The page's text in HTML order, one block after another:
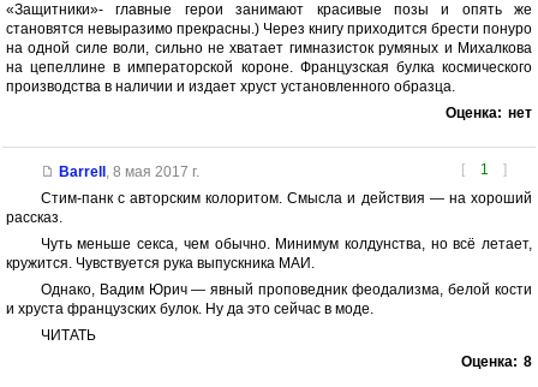
«Защитники»- главные герои занимают красивые позы и опять же
становятся невыразимо прекрасны.) Через книгу приходится брести понуро
на одной силе воли, сильно не хватает гимназисток румяных и Михалкова
на цепеллине в императорской короне. Французская булка космического
производства в наличии и издает хруст установленного образца.
Оценка: нет
[ 1 ]
Barrell , 8 мая 2017 г.
Стим-панк с авторским колоритом. Смысла и действия — на хороший
рассказ.
Чуть меньше секса, чем обычно. Минимум колдунства, но всё летает,
кружится. Чувствуется рука выпускника МАИ.
Однако, Вадим Юрич — явный проповедник феодализма, белой кости
и хруста французских булок. Ну да это сейчас в моде.
ЧИТАТЬ
Оценка: 8